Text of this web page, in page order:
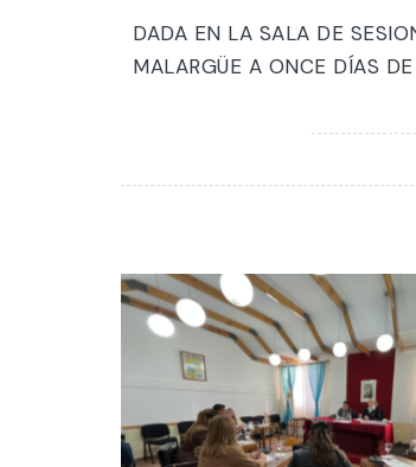
DADA EN LA SALA DE
MALARGÜE A ONCE DÍAS